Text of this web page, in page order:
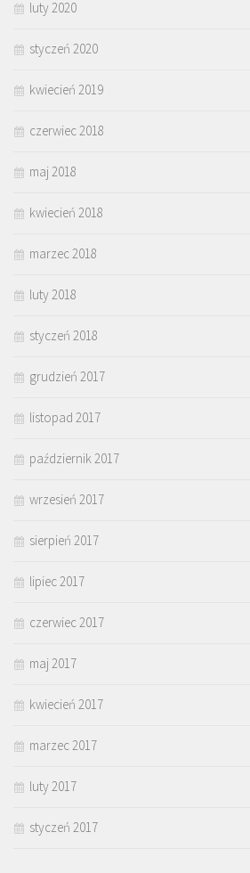
luty 2020
styczeń 2020
kwiecień 2019
czerwiec 2018
maj 2018
kwiecień 2018
marzec 2018
luty 2018
styczeń 2018
grudzień 2017
listopad 2017
październik 2017
wrzesień 2017
sierpień 2017
lipiec 2017
czerwiec 2017
maj 2017
kwiecień 2017
marzec 2017
luty 2017
styczeń 2017